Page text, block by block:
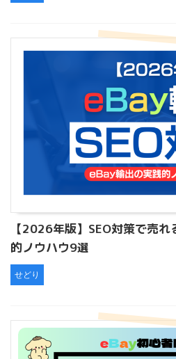
【2026年版】SEO対策で売
的ノウハウ9選
せどり